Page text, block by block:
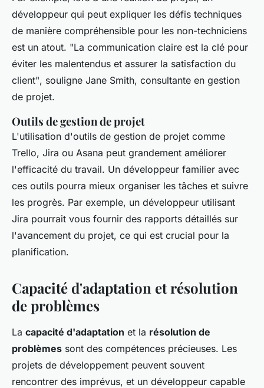
développeur qui peut expliquer les défis techniques
de manière compréhensible pour les non-techniciens
est un atout. "La communication claire est la clé pour
éviter les malentendus et assurer la satisfaction du
client", souligne Jane Smith, consultante en gestion
de projet.
Outils de gestion de projet
L'utilisation d'outils de gestion de projet comme
Trello, Jira ou Asana peut grandement améliorer
l'efficacité du travail. Un développeur familier avec
ces outils pourra mieux organiser les tâches et suivre
les progrès. Par exemple, un développeur utilisant
Jira pourrait vous fournir des rapports détaillés sur
l'avancement du projet, ce qui est crucial pour la
planification.
Capacité d'adaptation et résolution
de problèmes
La capacité d'adaptation et la résolution de
problèmes sont des compétences précieuses. Les
projets de développement peuvent souvent
rencontrer des imprévus, et un développeur capable